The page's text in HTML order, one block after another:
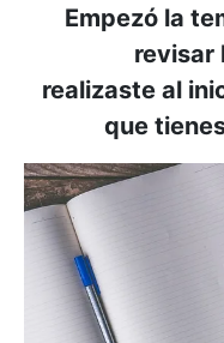
Empezó la
revisar
realizaste al
que